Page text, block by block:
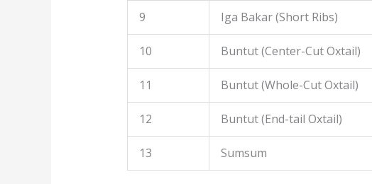
9 Iga Bakar (Short Ribs)
10 Buntut (Center-Cut Oxtail)
11 Buntut (Whole-Cut Oxtail)
12 Buntut (End-tail Oxtail)
13 Sumsum